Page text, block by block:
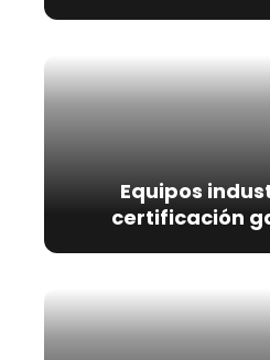
Equipos
certificación